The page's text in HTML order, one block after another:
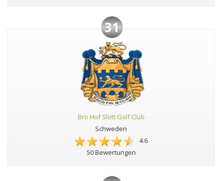
31
Bro Hof Slott Golf Club
Schweden
4.6
50 Bewertungen